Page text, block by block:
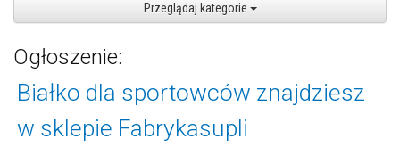
Przeglądaj kategorie
Ogłoszenie:
Białko dla sportowców znajdziesz
w sklepie Fabrykasupli